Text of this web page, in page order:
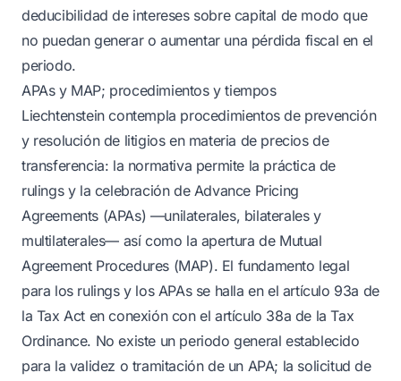
deducibilidad de intereses sobre capital de modo que
no puedan generar o aumentar una pérdida fiscal en el
periodo.
APAs y MAP; procedimientos y tiempos
Liechtenstein contempla procedimientos de prevención
y resolución de litigios en materia de precios de
transferencia: la normativa permite la práctica de
rulings y la celebración de Advance Pricing
Agreements (APAs) —unilaterales, bilaterales y
multilaterales— así como la apertura de Mutual
Agreement Procedures (MAP). El fundamento legal
para los rulings y los APAs se halla en el artículo 93a de
la Tax Act en conexión con el artículo 38a de la Tax
Ordinance. No existe un periodo general establecido
para la validez o tramitación de un APA; la solicitud de